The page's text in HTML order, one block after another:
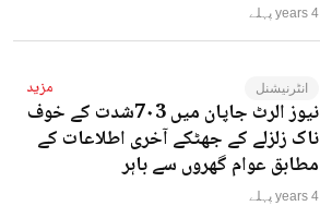
4 years پہلے
انٹرنیشنل مزید
نیوز الرٹ جاپان میں 7۰3شدت کے خوف
ناک زلزلے کے جھٹکے آخری اطلاعات کے
مطابق عوام گھروں سے باہر
4 years پہلے